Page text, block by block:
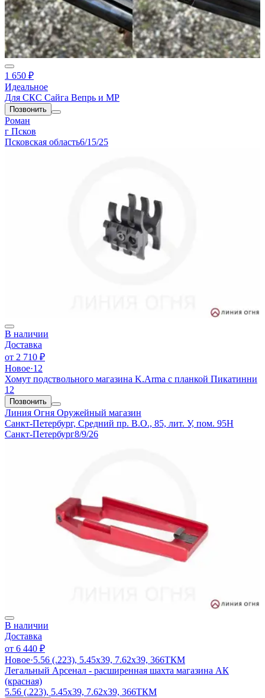
1 650 ₽
Идеальное
Для СКС Сайга Вепрь и МР
Позвонить
Роман
г Псков
Псковская область6/15/25
В наличии
Доставка
от 2 710 ₽
Новое·12
Хомут подствольного магазина K.Arma с планкой Пикатинни
12
Позвонить
Линия Огня Оружейный магазин
Санкт-Петербург, Средний пр. В.О., 85, лит. У, пом. 95Н
Санкт-Петербург8/9/26
В наличии
Доставка
от 6 440 ₽
Новое·5.56 (.223), 5.45х39, 7.62х39, 366ТКМ
Легальный Арсенал - расширенная шахта магазина АК
(красная)
5.56 (.223), 5.45х39, 7.62х39, 366ТКМ